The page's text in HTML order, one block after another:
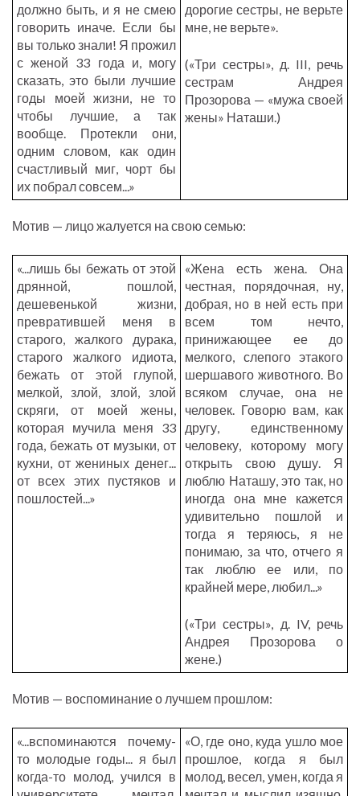
должно быть, и я не смею
говорить иначе. Если бы
вы только знали! Я прожил
с женой 33 года и, могу
сказать, это были лучшие
годы моей жизни, не то
чтобы лучшие, а так
вообще. Протекли они,
одним словом, как один
счастливый миг, чорт бы
их побрал совсем...»
дорогие сестры, не верьте
мне, не верьте».
(«Три сестры», д. III, речь
сестрам Андрея
Прозорова — «мужа своей
жены» Наташи.)
Мотив — лицо жалуется на свою семью:
«...лишь бы бежать от этой
дрянной, пошлой,
дешевенькой жизни,
превратившей меня в
старого, жалкого дурака,
старого жалкого идиота,
бежать от этой глупой,
мелкой, злой, злой, злой
скряги, от моей жены,
которая мучила меня 33
года, бежать от музыки, от
кухни, от жениных денег...
от всех этих пустяков и
пошлостей...»
«Жена есть жена. Она
честная, порядочная, ну,
добрая, но в ней есть при
всем том нечто,
принижающее ее до
мелкого, слепого этакого
шершавого животного. Во
всяком случае, она не
человек. Говорю вам, как
другу, единственному
человеку, которому могу
открыть свою душу. Я
люблю Наташу, это так, но
иногда она мне кажется
удивительно пошлой и
тогда я теряюсь, я не
понимаю, за что, отчего я
так люблю ее или, по
крайней мере, любил...»
(«Три сестры», д. IV, речь
Андрея Прозорова о
жене.)
Мотив — воспоминание о лучшем прошлом:
«...вспоминаются почему-
то молодые годы... я был
когда-то молод, учился в
«О, где оно, куда ушло мое
прошлое, когда я был
молод, весел, умен, когда я